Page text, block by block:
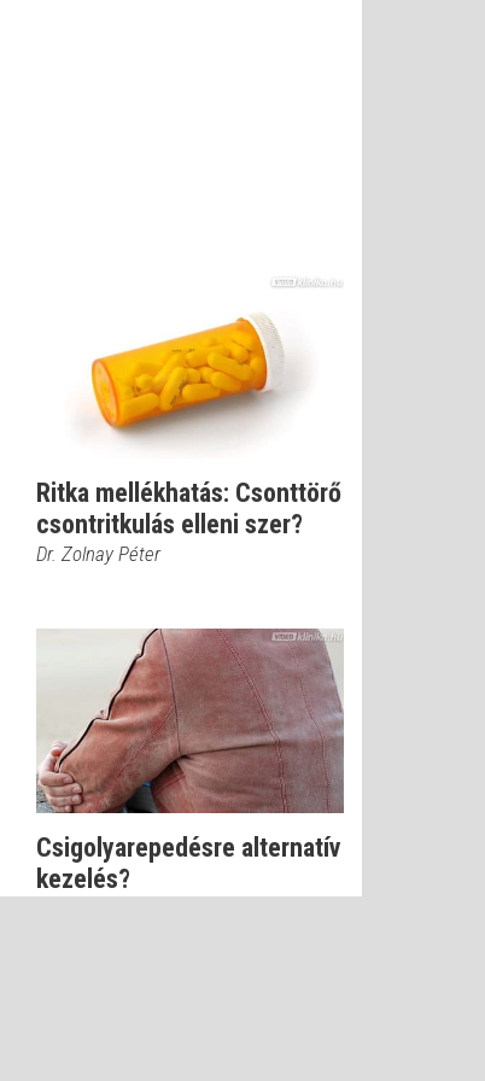
Ritka mellékhatás: Csonttörő
csontritkulás elleni szer?
Dr. Zolnay Péter
Csigolyarepedésre alternatív
kezelés?